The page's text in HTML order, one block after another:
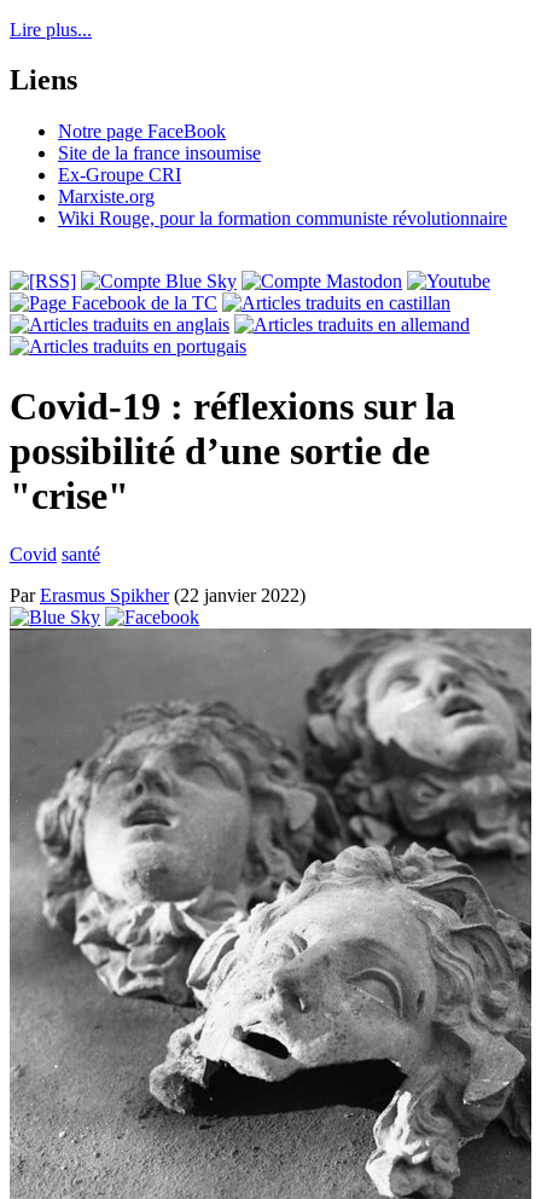
Lire plus...
Liens
Notre page FaceBook
Site de la france insoumise
Ex-Groupe CRI
Marxiste.org
Wiki Rouge, pour la formation communiste révolutionnaire
Covid-19 : réflexions sur la
possibilité d’une sortie de
"crise"
Covid santé
ParErasmus Spikher(22 janvier 2022)